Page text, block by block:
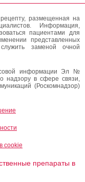
размещенная на
Информация,
пациентами для
представленных
заменой очной
информации Эл №
надзору в сфере связи,
(Роскомнадзор)
cookie
препараты в